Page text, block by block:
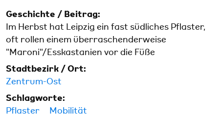
Geschichte / Beitrag:
Im Herbst hat Leipzig ein fast südliches Pflaster,
oft rollen einem überraschenderweise
"Maroni"/Esskastanien vor die Füße
Stadtbezirk / Ort:
Zentrum-Ost
Schlagworte:
Pflaster
Mobilität